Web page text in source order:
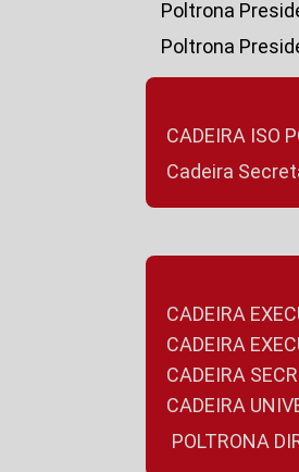
Poltrona
Poltrona
CADEIRA ISO
Cadeira
CADEIRA
CADEIRA
CADEIRA
CADEIRA
POLTRONA